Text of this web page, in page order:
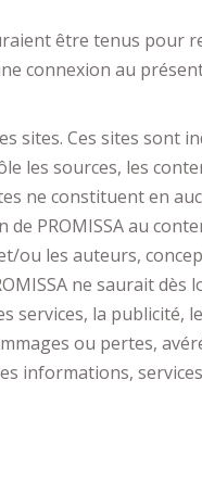
être tenus pour
connexion au
sites. Ces sites sont
les sources, les
ne constituent en
PROMISSA au
ou les auteurs,
ne saurait
services, la publicité,
ou pertes,
informations,